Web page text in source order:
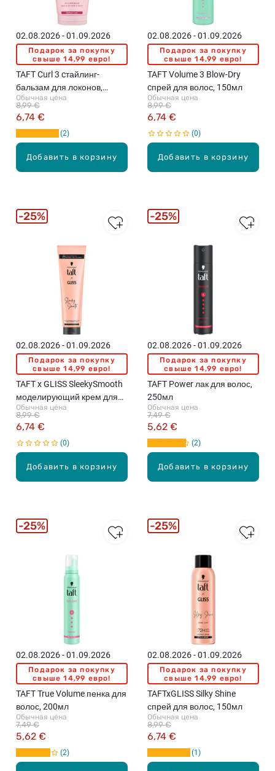
Добавить в корзину
02.08.2026 - 01.09.2026
Подарок за покупку
свыше 14,99 евро!
TAFT Curl 3 cтайлинг-
бальзам для локонов,
150мл
Обычная цена
6,74 €
8,99 €
2
Добавить в корзину
02.08.2026 - 01.09.2026
Подарок за покупку
свыше 14,99 евро!
TAFT Volume 3 Blow-Dry
cпрей для волос, 150мл
Обычная цена
6,74 €
8,99 €
0
Добавить в корзину
02.08.2026 - 01.09.2026
Подарок за покупку
свыше 14,99 евро!
TAFT x GLISS SleekySmooth
моделирующий крем для
волос, 150мл
Обычная цена
6,74 €
8,99 €
0
25%
Добавить в корзину
02.08.2026 - 01.09.2026
Подарок за покупку
свыше 14,99 евро!
TAFT Power лак для волос,
250мл
Обычная цена
5,62 €
7,49 €
2
25%
02.08.2026 - 01.09.2026
Подарок за покупку
свыше 14,99 евро!
TAFT True Volume пенка для
волос, 200мл
Обычная цена
5,62 €
7,49 €
2
25%
02.08.2026 - 01.09.2026
Подарок за покупку
свыше 14,99 евро!
TAFTxGLISS Silky Shine
спрей для волос, 150мл
Обычная цена
6,74 €
8,99 €
1
25%